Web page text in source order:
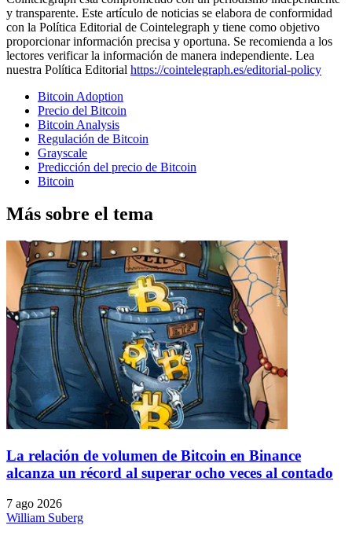
y transparente. Este artículo de noticias se elabora de conformidad
con la Política Editorial de Cointelegraph y tiene como objetivo
proporcionar información precisa y oportuna. Se recomienda a los
lectores verificar la información de manera independiente. Lea
nuestra Política Editorial https://cointelegraph.es/editorial-policy
Bitcoin Adoption
Precio del Bitcoin
Bitcoin Analysis
Regulación de Bitcoin
Grayscale
Predicción del precio de Bitcoin
Bitcoin
Más sobre el tema
La relación de volumen de Bitcoin en Binance
alcanza un récord al superar ocho veces al contado
7 ago 2026
William Suberg